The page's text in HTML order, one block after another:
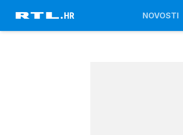
NOVOSTI